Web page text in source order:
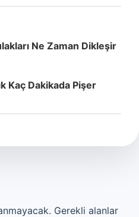
Ne Zaman Dikleşir
Kaç Dakikada Pişer
Gerekli alanlar